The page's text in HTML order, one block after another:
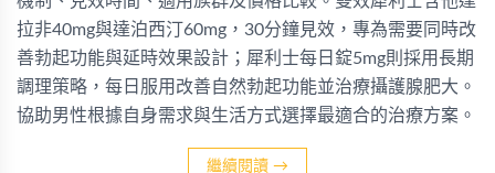
拉非40mg與達泊西汀60mg，30分鐘見效，專為需要同時改
善勃起功能與延時效果設計；犀利士每日錠5mg則採用長期
調理策略，每日服用改善自然勃起功能並治療攝護腺肥大。
協助男性根據自身需求與生活方式選擇最適合的治療方案。
繼續閱讀 →